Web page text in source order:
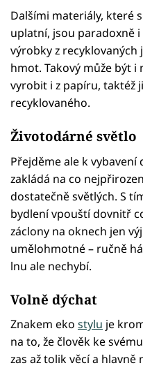
Dalšími materiály, které
uplatní, jsou paradoxně
výrobky z recyklovaných
hmot. Takový může být i
vyrobit i z papíru, taktéž
recyklovaného.
Životodárné světlo
Přejděme ale k vybavení
zakládá na co
dostatečně světlých. S
bydlení vpouští dovnitř
záclony na oknech jen
umělohmotné – ručně
lnu ale nechybí.
Volně dýchat
Znakem eko stylu je
na to, že člověk ke
zas až tolik věcí a